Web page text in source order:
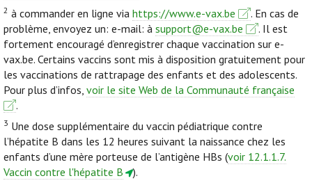
2 à commander en ligne via https://www.e-vax.be
. En cas de
problème, envoyez un: e-mail: à support@e-vax.be
. Il est
fortement encouragé d’enregistrer chaque vaccination sur e-
vax.be. Certains vaccins sont mis à disposition gratuitement pour
les vaccinations de rattrapage des enfants et des adolescents.
Pour plus d’infos, voir le site Web de la Communauté française
.
3 Une dose supplémentaire du vaccin pédiatrique contre
l’hépatite B dans les 12 heures suivant la naissance chez les
enfants d’une mère porteuse de l’antigène HBs (voir 12.1.1.7.
Vaccin contre l'hépatite B
).